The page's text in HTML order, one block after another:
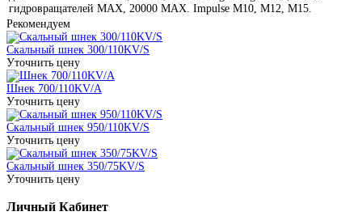
гидровращателей MAX, 20000 MAX. Impulse M10, M12, M15.
Рекомендуем
Скальный шнек 300/110KV/S
Уточнить цену
Шнек 700/110KV/A
Уточнить цену
Скальный шнек 950/110KV/S
Уточнить цену
Скальный шнек 350/75KV/S
Уточнить цену
Личный Кабинет